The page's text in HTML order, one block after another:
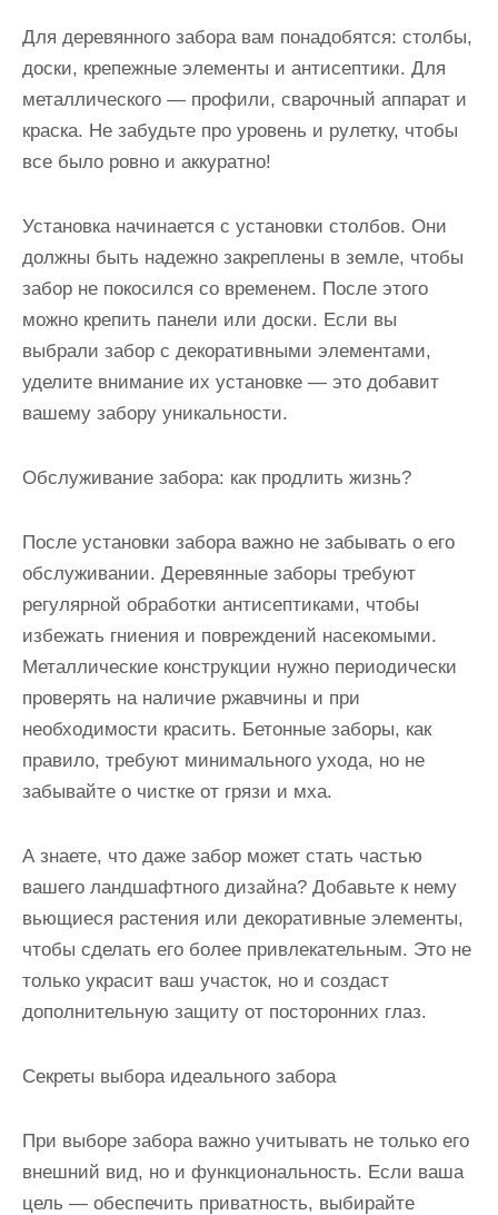
Для деревянного забора вам понадобятся: столбы,
доски, крепежные элементы и антисептики. Для
металлического — профили, сварочный аппарат и
краска. Не забудьте про уровень и рулетку, чтобы
все было ровно и аккуратно!
Установка начинается с установки столбов. Они
должны быть надежно закреплены в земле, чтобы
забор не покосился со временем. После этого
можно крепить панели или доски. Если вы
выбрали забор с декоративными элементами,
уделите внимание их установке — это добавит
вашему забору уникальности.
Обслуживание забора: как продлить жизнь?
После установки забора важно не забывать о его
обслуживании. Деревянные заборы требуют
регулярной обработки антисептиками, чтобы
избежать гниения и повреждений насекомыми.
Металлические конструкции нужно периодически
проверять на наличие ржавчины и при
необходимости красить. Бетонные заборы, как
правило, требуют минимального ухода, но не
забывайте о чистке от грязи и мха.
А знаете, что даже забор может стать частью
вашего ландшафтного дизайна? Добавьте к нему
вьющиеся растения или декоративные элементы,
чтобы сделать его более привлекательным. Это не
только украсит ваш участок, но и создаст
дополнительную защиту от посторонних глаз.
Секреты выбора идеального забора
При выборе забора важно учитывать не только его
внешний вид, но и функциональность. Если ваша
цель — обеспечить приватность, выбирайте